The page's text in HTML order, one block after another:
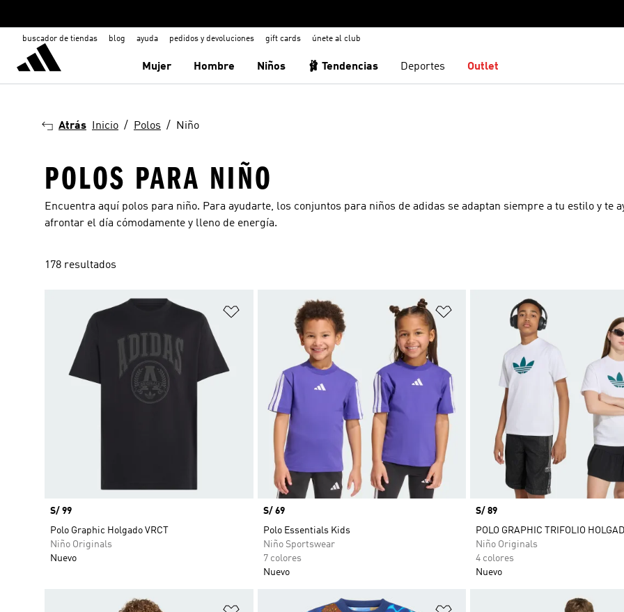
buscador de tiendas blog ayuda pedidos y devoluciones gift cards únete al club
Mujer Hombre Niños 🩰 Tendencias Deportes Outlet
Atrás Inicio Polos Niño
POLOS PARA NIÑO
Encuentra aquí polos para niño. Para ayudarte, los conjuntos para niños de adidas se adaptan siempre a tu estilo y te
afrontar el día cómodamente y lleno de energía.
178 resultados
Añadir a la lista de deseos
Precio
S/ 99
Polo Graphic Holgado VRCT
Niño Originals
Nuevo
Añadir a la lista de deseos
Precio
S/ 69
Polo Essentials Kids
Niño Sportswear
7 colores
Nuevo
Precio
S/ 89
POLO GRAPHIC TRIFOLIO
Niño Originals
4 colores
Nuevo
Añadir a la lista de deseos Añadir a la lista de deseos